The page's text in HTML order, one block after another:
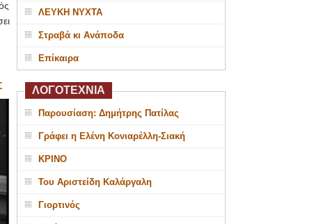
ΛΕΥΚΗ ΝΥΧΤΑ
Στραβά κι Ανάποδα
Επίκαιρα
ΛΟΓΟΤΕΧΝΙΑ
Παρουσίαση: Δημήτρης Πατίλας
Γράφει η Ελένη Κονιαρέλλη-Σιακή
ΚΡΙΝΟ
Του Αριστείδη Καλάργαλη
Γιορτινός